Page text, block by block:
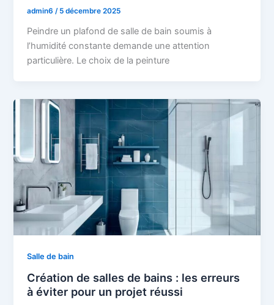
admin6/ 5 décembre 2025
Peindre un plafond de salle de bain soumis à
l’humidité constante demande une attention
particulière. Le choix de la peinture
Salle de bain
Création de salles de bains : les erreurs
à éviter pour un projet réussi